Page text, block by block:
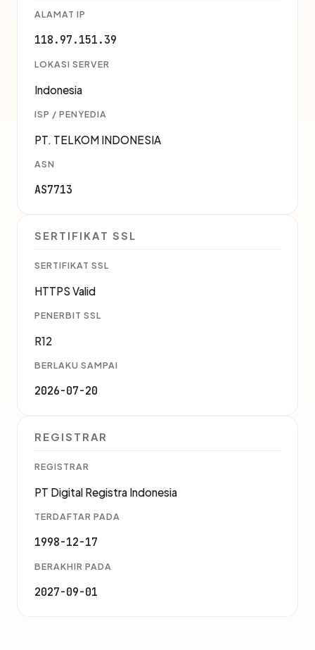
ALAMAT IP
118.97.151.39
LOKASI SERVER
Indonesia
ISP / PENYEDIA
PT. TELKOM INDONESIA
ASN
AS7713
SERTIFIKAT SSL
SERTIFIKAT SSL
HTTPS Valid
PENERBIT SSL
R12
BERLAKU SAMPAI
2026-07-20
REGISTRAR
REGISTRAR
PT Digital Registra Indonesia
TERDAFTAR PADA
1998-12-17
BERAKHIR PADA
2027-09-01